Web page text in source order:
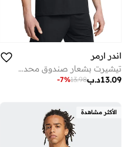
اندر ارمر
تيشيرت بشعار صندوق محدث
د.ب13.09
13.98
-7%
الأكثر مشاهدة